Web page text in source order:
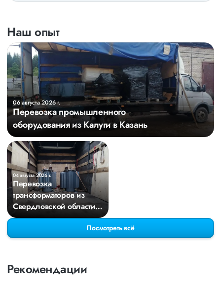
Наш опыт
06 августа 2026 г.
Перевозка промышленного
оборудования из Калуги в Казань
04 августа 2026 г.
Перевозка
трансформаторов из
Свердловской области в
Киров
Посмотреть всё
Рекомендации